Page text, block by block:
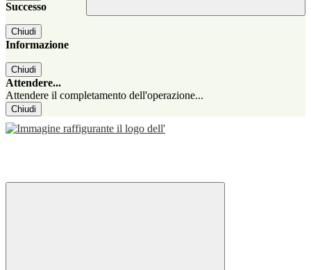
Successo
Chiudi
Informazione
Chiudi
Attendere...
Attendere il completamento dell'operazione...
Chiudi